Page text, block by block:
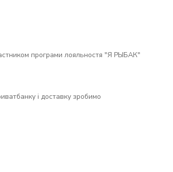
програми лояльностя "Я РЫБАК"
і доставку зробимо